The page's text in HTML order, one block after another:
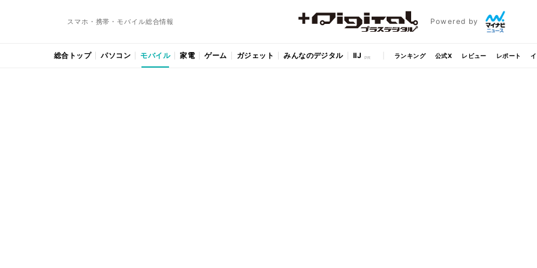
スマホ・携帯・モバイル総合情報 Powered by
総合トップ パソコン モバイル 家電 ゲーム ガジェット みんなのデジタル IIJ ランキング 公式X レビュー レポート